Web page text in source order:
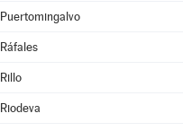
Puertomingalvo
Ráfales
Rillo
Riodeva